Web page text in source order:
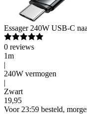
Essager 240W USB-C
0 reviews
1m
|
240W vermogen
|
Zwart
19,95
Voor 23:59 besteld,